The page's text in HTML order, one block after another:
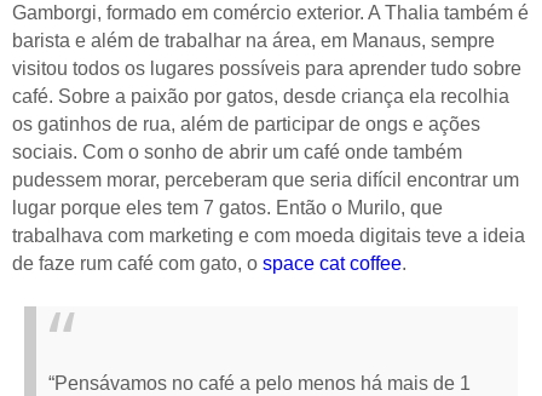
Gamborgi, formado em comércio exterior. A Thalia também é
barista e além de trabalhar na área, em Manaus, sempre
visitou todos os lugares possíveis para aprender tudo sobre
café. Sobre a paixão por gatos, desde criança ela recolhia
os gatinhos de rua, além de participar de ongs e ações
sociais. Com o sonho de abrir um café onde também
pudessem morar, perceberam que seria difícil encontrar um
lugar porque eles tem 7 gatos. Então o Murilo, que
trabalhava com marketing e com moeda digitais teve a ideia
de faze rum café com gato, o space cat coffee.
“Pensávamos no café a pelo menos há mais de 1